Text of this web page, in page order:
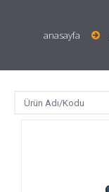
anasayfa